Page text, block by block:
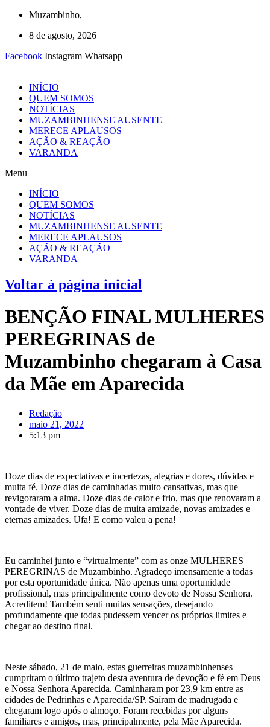
Muzambinho,
8 de agosto, 2026
Facebook Instagram Whatsapp
INÍCIO
QUEM SOMOS
NOTÍCIAS
MUZAMBINHENSE AUSENTE
MERECE APLAUSOS
AÇÃO & REAÇÃO
VARANDA
Menu
INÍCIO
QUEM SOMOS
NOTÍCIAS
MUZAMBINHENSE AUSENTE
MERECE APLAUSOS
AÇÃO & REAÇÃO
VARANDA
Voltar à página inicial
BENÇÃO FINAL MULHERES
PEREGRINAS de
Muzambinho chegaram à Casa
da Mãe em Aparecida
Redação
maio 21, 2022
5:13 pm
Doze dias de expectativas e incertezas, alegrias e dores, dúvidas e
muita fé. Doze dias de caminhadas muito cansativas, mas que
revigoraram a alma. Doze dias de calor e frio, mas que renovaram a
vontade de viver. Doze dias de muita amizade, novas amizades e
eternas amizades. Ufa! E como valeu a pena!
Eu caminhei junto e “virtualmente” com as onze MULHERES
PEREGRINAS de Muzambinho. Agradeço imensamente a todas
por esta oportunidade única. Não apenas uma oportunidade
profissional, mas principalmente como devoto de Nossa Senhora.
Acreditem! Também senti muitas sensações, desejando
profundamente que todas pudessem vencer os próprios limites e
chegar ao destino final.
Neste sábado, 21 de maio, estas guerreiras muzambinhenses
cumpriram o último trajeto desta aventura de devoção e fé em Deus
e Nossa Senhora Aparecida. Caminharam por 23,9 km entre as
cidades de Pedrinhas e Aparecida/SP. Saíram de madrugada e
chegaram logo após o almoço. Foram recebidas por alguns
familiares e amigos, mas, principalmente, pela Mãe Aparecida.